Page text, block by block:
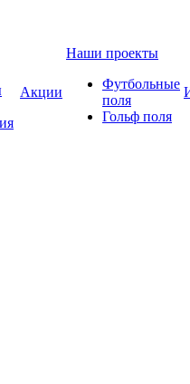
Акции
Наши проекты
Футбольные
поля
Гольф поля